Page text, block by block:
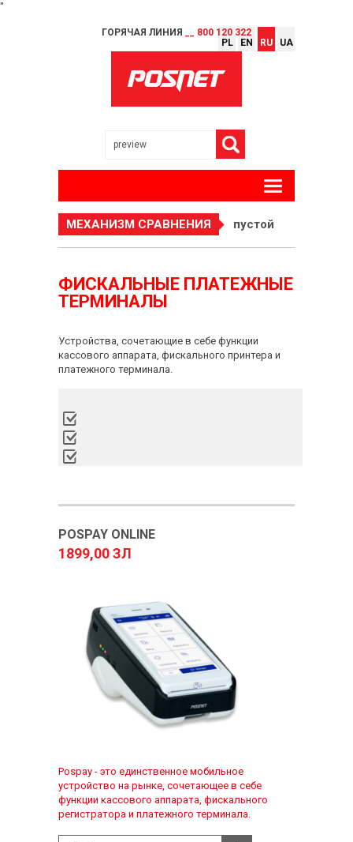
"
ГОРЯЧАЯ ЛИНИЯ __ 800 120 322
PL
EN RU UA
МЕХАНИЗМ СРАВНЕНИЯ пустой
ФИСКАЛЬНЫЕ ПЛАТЕЖНЫЕ
ТЕРМИНАЛЫ
Устройства, сочетающие в себе функции
кассового аппарата, фискального принтера и
платежного терминала.
POSPAY ONLINE
1899,00 ЗЛ
Pospay - это единственное мобильное
устройство на рынке, сочетающее в себе
функции кассового аппарата, фискального
регистратора и платежного терминала.